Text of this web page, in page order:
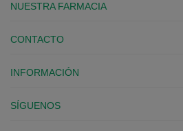
NUESTRA FARMACIA
CONTACTO
INFORMACIÓN
SÍGUENOS